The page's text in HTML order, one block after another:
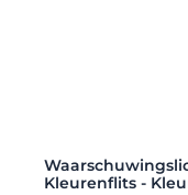
Kleurenflits -